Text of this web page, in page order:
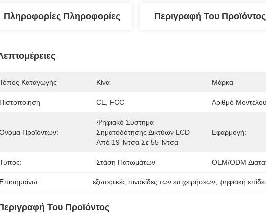
Πληροφορίες Πληροφορίες Περιγραφή Του Προϊόντος
Τόπος Καταγωγής Κίνα Μάρκα
Πιστοποίηση CE, FCC Αριθμό Μοντέλου
Όνομα Προϊόντων:
Ψηφιακό Σύστημα
Σηματοδότησης Δικτύων LCD
Από 19 Ίντσα Σε 55 Ίντσα
Εφαρμογή:
Τύπος: Στάση Πατωμάτων OEM/ODM
Επισημαίνω: εξωτερικές πινακίδες των επιχειρήσεων ψηφιακή
Του Προϊόντος